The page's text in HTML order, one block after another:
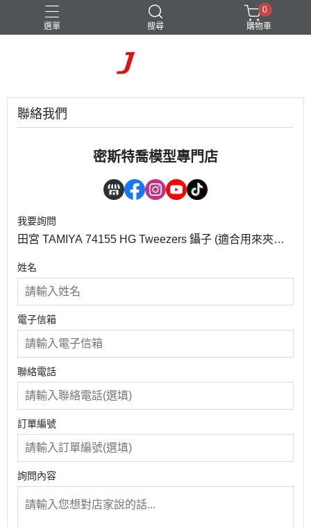
選單 搜尋
0
購物車
聯絡我們
密斯特喬模型專門店
我要詢問
田宮 TAMIYA 74155 HG Tweezers 鑷子 (適合用來夾取
姓名
電子信箱
聯絡電話
訂單編號
詢問內容